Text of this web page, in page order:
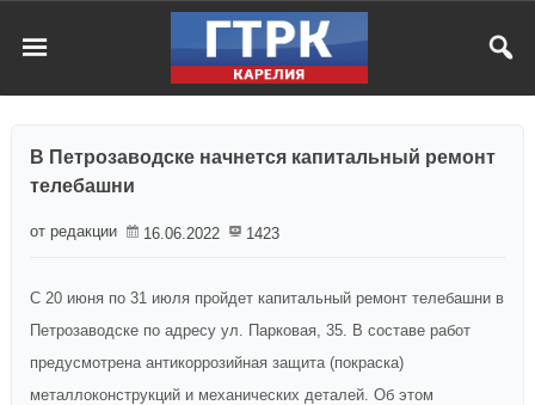
В Петрозаводске начнется капитальный ремонт
телебашни
от редакции 16.06.2022 1423
С 20 июня по 31 июля пройдет капитальный ремонт телебашни в
Петрозаводске по адресу ул. Парковая, 35. В составе работ
предусмотрена антикоррозийная защита (покраска)
металлоконструкций и механических деталей. Об этом